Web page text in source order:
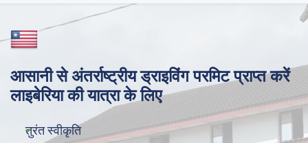
आसानी से अंतर्राष्ट्रीय ड्राइविंग परमिट प्राप्त करें
लाइबेरिया की यात्रा के लिए
तुरंत स्वीकृति